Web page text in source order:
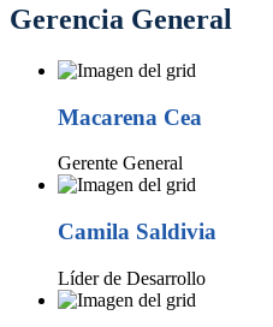
Gerencia General
Macarena Cea
Gerente General
Camila Saldivia
Líder de Desarrollo